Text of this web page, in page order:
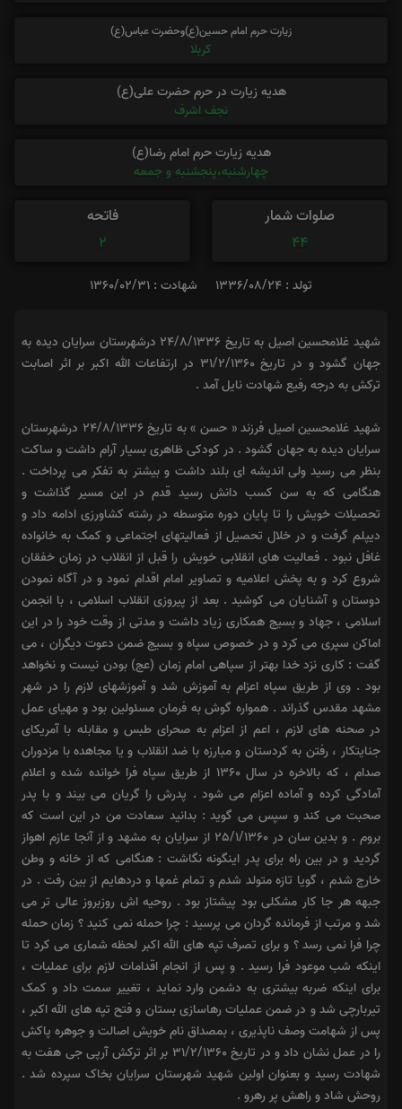
زیارت حرم امام حسین(ع)وحضرت عباس(ع)
کربلا
هدیه زیارت در حرم حضرت علی(ع)
نجف اشرف
هدیه زیارت حرم امام رضا(ع)
چهارشنبه،پنجشنبه و جمعه
صلوات شمار
44
فاتحه
2
تولد : 1336/08/24 شهادت : 1360/02/31
شهيد غلامحسین اصیل به تاریخ 24/8/1336 درشهرستان سرایان ديده به
جهان گشود و در تاريخ 31/2/1360 در ارتفاعات الله اکبر بر اثر اصابت
ترکش به درجه رفيع شهادت نايل آمد .
شهيد غلامحسین اصیل فرزند « حسن » به تاریخ 24/8/1336 درشهرستان
سرایان ديده به جهان گشود . در کودکی ظاهری بسیار آرام داشت و ساکت
بنظر می رسید ولی اندیشه ای بلند داشت و بیشتر به تفکر می پرداخت .
هنگامی که به سن کسب دانش رسید قدم در این مسیر گذاشت و
تحصیلات خویش را تا پایان دوره متوسطه در رشته کشاورزی ادامه داد و
دیپلم گرفت و در خلال تحصیل از فعالیتهای اجتماعی و کمک به خانواده
غافل نبود . فعالیت های انقلابی خویش را قبل از انقلاب در زمان خفقان
شروع کرد و به پخش اعلامیه و تصاویر امام اقدام نمود و در آگاه نمودن
دوستان و آشنایان می کوشید . بعد از پیروزی انقلاب اسلامی ، با انجمن
اسلامی ، جهاد و بسیج همکاری زیاد داشت و مدتی از وقت خود را در این
اماکن سپری می کرد و در خصوص سپاه و بسیج ضمن دعوت دیگران ، می
گفت : کاری نزد خدا بهتر از سپاهی امام زمان (عج) بودن نیست و نخواهد
بود . وی از طریق سپاه اعزام به آموزش شد و آموزشهای لازم را در شهر
مشهد مقدس گذراند . همواره گوش به فرمان مسئولین بود و مهیای عمل
در صحنه های لازم ، اعم از اعزام به صحرای طبس و مقابله با آمریکای
جنایتکار ، رفتن به کردستان و مبارزه با ضد انقلاب و یا مجاهده با مزدوران
صدام ، که بالاخره در سال 1360 از طریق سپاه فرا خوانده شده و اعلام
آمادگی کرده و آماده اعزام می شود . پدرش را گریان می بیند و با پدر
صحبت می کند و سپس می گوید : بدانید سعادت من در این است که
بروم . و بدین سان در 25/1/1360 از سرایان به مشهد و از آنجا عازم اهواز
گردید و در بین راه برای پدر اینگونه نگاشت : هنگامی که از خانه و وطن
خارج شدم ، گویا تازه متولد شدم و تمام غمها و دردهایم از بین رفت . در
جبهه هر جا کار مشکلی بود پیشتاز بود . روحیه اش روزبروز عالی تر می
شد و مرتب از فرمانده گردان می پرسید : چرا حمله نمی کنید ؟ زمان حمله
چرا فرا نمی رسد ؟ و برای تصرف تپه های الله اکبر لحظه شماری می کرد تا
اینکه شب موعود فرا رسید . و پس از انجام اقدامات لازم برای عملیات ،
برای اینکه ضربه بیشتری به دشمن وارد نماید ، تغییر سمت داد و کمک
تیربارچی شد و در ضمن عملیات رهاسازی بستان و فتح تپه های الله اکبر ،
پس از شهامت وصف ناپذیری ، بمصداق نام خویش اصالت و جوهره پاکش
را در عمل نشان داد و در تاریخ 31/2/1360 بر اثر ترکش آرپی جی هفت به
شهادت رسید و بعنوان اولین شهید شهرستان سرایان بخاک سپرده شد .
روحش شاد و راهش پر رهرو .